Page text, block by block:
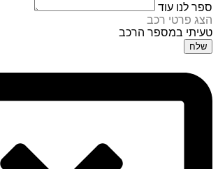
ספר לנו עוד
הצג פרטי רכב
טעיתי במספר הרכב
שלח